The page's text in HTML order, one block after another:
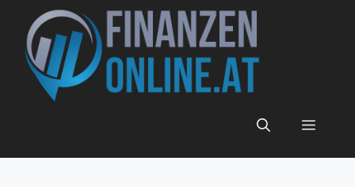
Inhalt
springen
Menü